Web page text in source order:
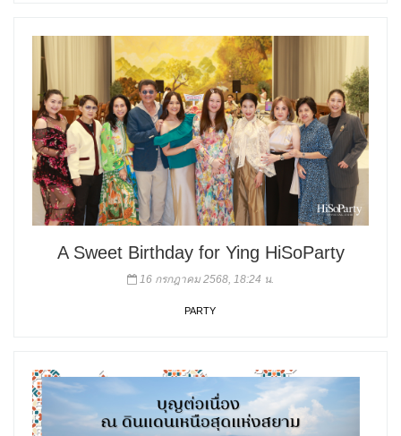
A Sweet Birthday for Ying HiSoParty
16 กรกฎาคม 2568, 18:24 น.
PARTY